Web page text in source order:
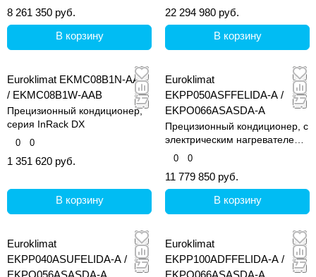
8 261 350 руб.
В корзину
22 294 980 руб.
В корзину
Euroklimat EKMC08B1N-AAA
/ EKMC08B1W-AAB
Прецизионный кондиционер,
серия InRack DX
0 0
1 351 620 руб.
В корзину
Euroklimat
EKPP050ASFFELIDA-A /
EKPO066ASASDA-A
Прецизионный кондиционер, с
электрическим нагревателем и
увлажнителем
0 0
11 779 850 руб.
В корзину
Euroklimat
EKPP040ASUFELIDA-A /
EKPO056ASASDA-A
Euroklimat
EKPP100ADFFELIDA-A /
EKPO066ASASDA-A